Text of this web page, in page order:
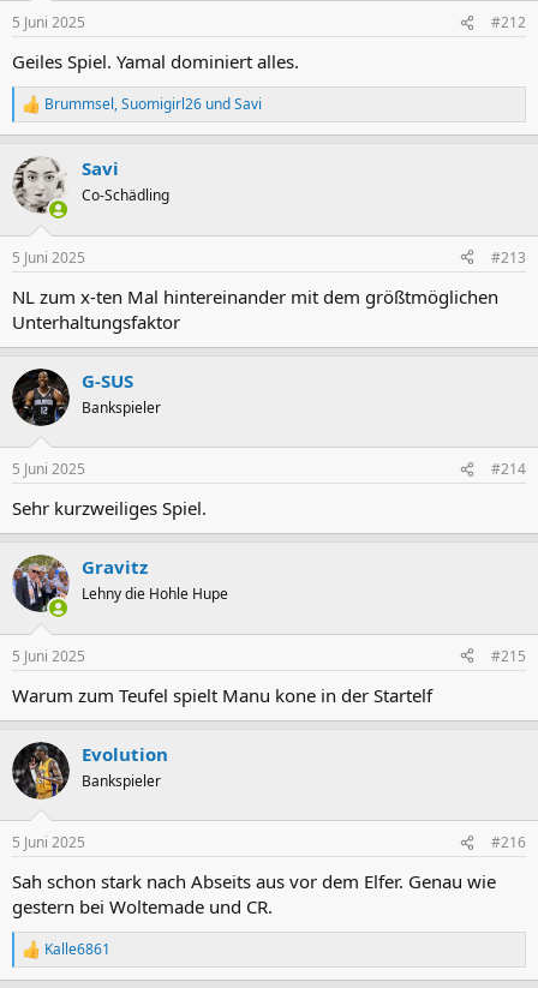
e
:
5 Juni 2025 #212
Geiles Spiel. Yamal dominiert alles.
R
e
k
t
i
e
:
Brummsel,Suomigirl26 undSavi
Savi
Co-Schädling
5 Juni 2025 #213
NL zum x-ten Mal hintereinander mit dem größtmöglichen
Unterhaltungsfaktor
G-SUS
Bankspieler
5 Juni 2025 #214
Sehr kurzweiliges Spiel.
Gravitz
Lehny die Hohle Hupe
5 Juni 2025 #215
Warum zum Teufel spielt Manu kone in der Startelf
Evolution
Bankspieler
5 Juni 2025 #216
Sah schon stark nach Abseits aus vor dem Elfer. Genau wie
gestern bei Woltemade und CR.
R
e
Kalle6861